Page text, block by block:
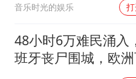
音乐时光的娱乐
48小时6万难民涌入
班牙丧尸围城，欧洲